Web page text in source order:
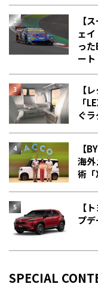
【
ェ
っ
ート
【
「
ぐ
【
海外
術「
【
プ
SPECIAL